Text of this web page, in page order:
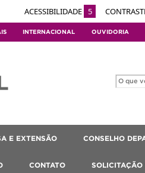
ACESSIBILIDADE 5
INTERNACIONAL OUVIDORIA
E EXTENSÃO CONSELHO
CONTATO SOLICITAÇÃO